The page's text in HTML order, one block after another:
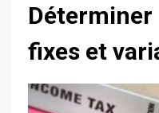
Déterminer
fixes et